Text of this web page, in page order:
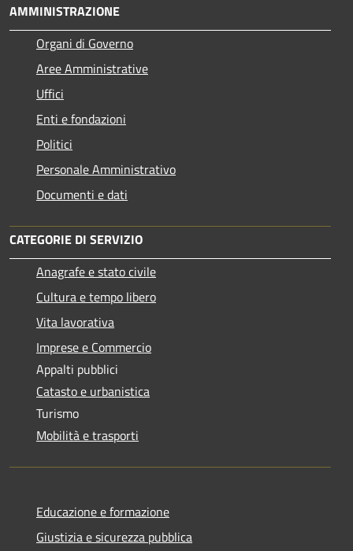
AMMINISTRAZIONE
Organi di Governo
Aree Amministrative
Uffici
Enti e fondazioni
Politici
Personale Amministrativo
Documenti e dati
CATEGORIE DI SERVIZIO
Anagrafe e stato civile
Cultura e tempo libero
Vita lavorativa
Imprese e Commercio
Appalti pubblici
Catasto e urbanistica
Turismo
Mobilità e trasporti
Educazione e formazione
Giustizia e sicurezza pubblica